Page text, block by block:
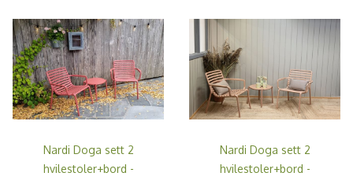
Nardi Doga sett 2
hvilestoler+bord -
Nardi Doga sett 2
hvilestoler+bord -